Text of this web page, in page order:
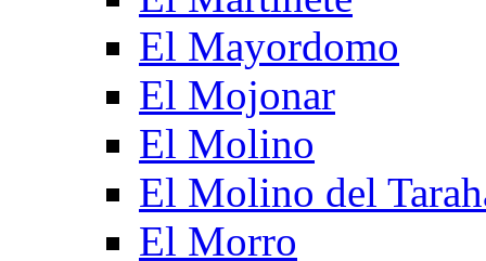
El Mayordomo
El Mojonar
El Molino
El Molino del
El Morro